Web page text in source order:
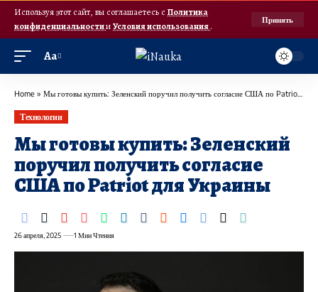
Используя этот сайт, вы соглашаетесь с Политика
конфиденциальностииУсловия использования.
Принять
Аа
Home » Мы готовы купить: Зеленский поручил получить согласие США по Patriot для Украины
Технологии
Мы готовы купить: Зеленский
поручил получить согласие
США по Patriot для Украины
26 апреля, 2025 1 Мин Чтения